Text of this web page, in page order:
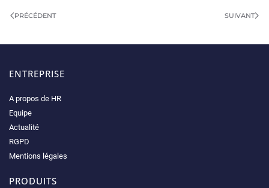
PRÉCÉDENT SUIVANT
ENTREPRISE
A propos de HR
Equipe
Actualité
RGPD
Mentions légales
PRODUITS